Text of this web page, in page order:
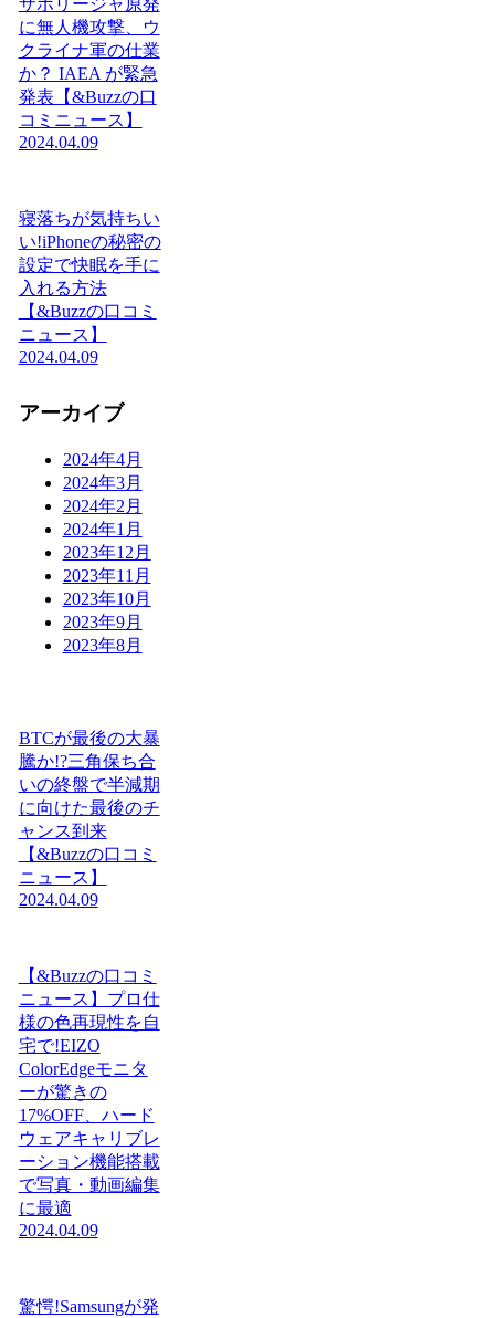
ザポリージャ原発
に無人機攻撃、ウ
クライナ軍の仕業
か？ IAEA が緊急
発表【&Buzzの口
コミニュース】
2024.04.09
寝落ちが気持ちい
い!iPhoneの秘密の
設定で快眠を手に
入れる方法
【&Buzzの口コミ
ニュース】
2024.04.09
アーカイブ
2024年4月
2024年3月
2024年2月
2024年1月
2023年12月
2023年11月
2023年10月
2023年9月
2023年8月
BTCが最後の大暴
騰か!?三角保ち合
いの終盤で半減期
に向けた最後のチ
ャンス到来
【&Buzzの口コミ
ニュース】
2024.04.09
【&Buzzの口コミ
ニュース】プロ仕
様の色再現性を自
宅で!EIZO
ColorEdgeモニタ
ーが驚きの
17%OFF、ハード
ウェアキャリブレ
ーション機能搭載
で写真・動画編集
に最適
2024.04.09
驚愕!Samsungが発